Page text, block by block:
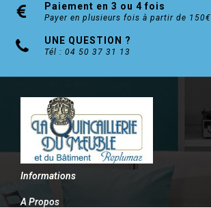
Paiement en 3 ou 4 fois
Payer en plusieurs fois à partir de 150€
UNE QUESTION ?
Tél : 04 50 37 31 13
Informations
A Propos